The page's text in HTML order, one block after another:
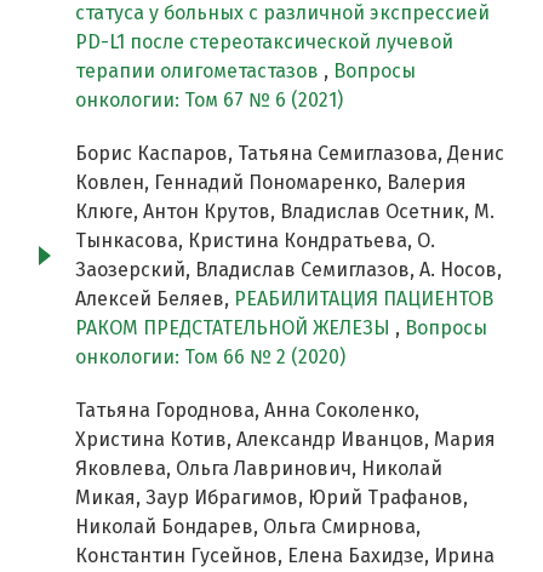
статуса у больных с различной экспрессией
PD-L1 после стереотаксической лучевой
терапии олигометастазов , Вопросы
онкологии: Том 67 № 6 (2021)
Борис Каспаров, Татьяна Семиглазова, Денис
Ковлен, Геннадий Пономаренко, Валерия
Клюге, Антон Крутов, Владислав Осетник, М.
Тынкасова, Кристина Кондратьева, О.
Заозерский, Владислав Семиглазов, А. Носов,
Алексей Беляев, РЕАБИЛИТАЦИЯ ПАЦИЕНТОВ
РАКОМ ПРЕДСТАТЕЛЬНОЙ ЖЕЛЕЗЫ , Вопросы
онкологии: Том 66 № 2 (2020)
Татьяна Городнова, Анна Соколенко,
Христина Котив, Александр Иванцов, Мария
Яковлева, Ольга Лавринович, Николай
Микая, Заур Ибрагимов, Юрий Трафанов,
Николай Бондарев, Ольга Смирнова,
Константин Гусейнов, Елена Бахидзе, Ирина